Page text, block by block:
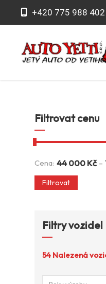
+420 775 988 402
Filtrovat cenu
Cena: 44 000 Kč -
Filtrovat
Filtry vozidel
54 Nalezená